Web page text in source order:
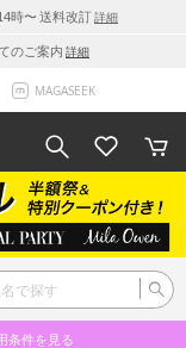
時〜 送料改訂詳細
のご案内 詳細
MAGASEEK
条件を見る